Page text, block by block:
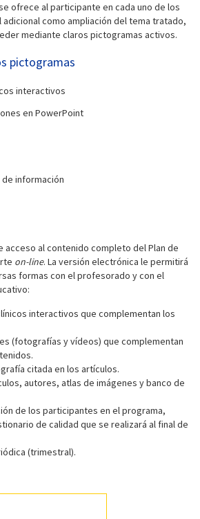
ofrece al participante en cada uno de los
como ampliación del tema tratado,
mediante claros pictogramas activos.
pictogramas
interactivos
en PowerPoint
información
acceso al contenido completo del Plan de
on-line. La versión electrónica le permitirá
formas con el profesorado y con el
interactivos que complementan los
(fotografías y vídeos) que complementan
citada en los artículos.
autores, atlas de imágenes y banco de
de los participantes en el programa,
de calidad que se realizará al final de
(trimestral).